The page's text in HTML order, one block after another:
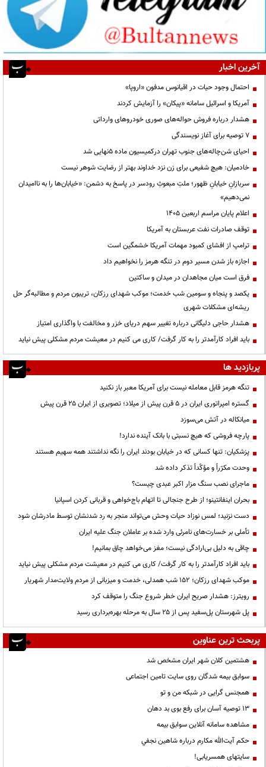
آخرین اخبار
احتمال وجود حیات در اقیانوس مدفون «اروپا»
آمریکا و اسرائیل سامانه «پیکان» را آزمایش کردند
هشدار درباره فروش حواله‌های صوری خودروهای وارداتی
۷ توصیه برای آغاز نویسندگی
احیای شن‌چاله‌های جنوب تهران درکمیسیون ماده ۵نهایی شد
خادمیان: هیچ شفیعی برای زن نزد خداوند بهتر از رضایت شوهر نیست
سربازانِ خیابانِ ظهور؛ ملتِ مبعوثِ رودسر در پاسخ به دشمن: «خیابان‌ها را به ناامیدان
نمی‌دهیم»
اعلام پایان مراسم اربعین ۱۴۰۵
توقف صادرات نفت عربستان به آمریکا
ترامپ از افشای کمبود مهمات آمریکا خشمگین است
اجازه باز شدن مسیر دوم در تنگه هرمز را نخواهیم داد
فرق است میان مجاهدان در میدان و ساکتین
یکصد و پنجاه و سومین شب خدمت؛ موکب شهدای رزکان، تریبون مردم و مطالبه‌گر حل
ریشه‌ای مشکلات شهری
هشدار حاجی دلیگانی درباره تغییر سهم دریای خزر و مخالفت با واگذاری امتیاز
باید افراد کارآمدتر را به کار گرفت/ کاری می کنیم در معیشت مردم مشکلی پیش نیاید
پربازدید ها
تنگه هرمز قابل معامله نیست برای آمریکا معبر باز نکنید
گستره امپراتوری ایران در ۵ قرن پیش از میلاد؛ تصویری از ایران ۲۵ قرن پیش
میانکاله در آتش می‌سوزد
پارچه فروشی که هیچ نسبتی با بانک آینده ندارد!
پزشکیان: تنها کسانی که در خیابان بودند ایران را نگه نداشتند همه سهیم هستند
وحدت مکرّراً و مؤکّداً تذکر داده شد
ماجرای نصب سنگ مزار اکبر عبدی چیست؟
بحران اینفانتینو؛ از طرح جنجالی تا اتهام باج‌خواهی و قربانی کردن اسپانیا
دست نزنید؛ لمس نوزاد حیات وحش می‌تواند منجر به رد شدنشان توسط مادرشان شود
تأملی بر خسارت‌های نامرئی وارد شده بر عاملان جنگ علیه ایران
چاقی به دلیل بی‌ارادگی نیست؛ مغز می‌خواهد چاق بمانیم!
باید افراد کارآمدتر را به کار گرفت/ کاری می کنیم در معیشت مردم مشکلی پیش نیاید
موکب شهدای رزکان؛ ۱۵۲ شب همدلی، خدمت و میزبانی از مردم ولایت‌مدار شهریار
رویترز: هشدار صریح ایران خطر شروع جنگ را متوقف کرد
پل شهرستان پل‌سفید پس از ۲۵ سال به مرحله بهره‌برداری رسید
پربحث ترین عناوین
هشتمین کلان شهر ایران مشخص شد
سوابق بیمه شدگان روی سایت تامین اجتماعی
همجنس گرایی در شبکه من و تو
13 توصیه آسان برای رفع بوی بد دهان
مشاهده سامانه آنلاين سوابق بیمه
حكم آيت‌الله مكارم درباره شاهين نجفي
سایتهای همسریابی!